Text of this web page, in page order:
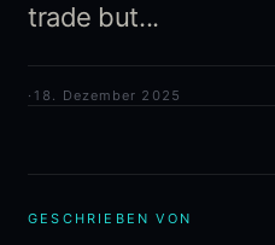
trade but...
· 18. Dezember 2025
GESCHRIEBEN VON